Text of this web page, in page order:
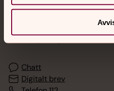
Jourhavande präst
Akut samtals- och krisstöd.
med en präst på kvällar och
Chatt
Digitalt brev